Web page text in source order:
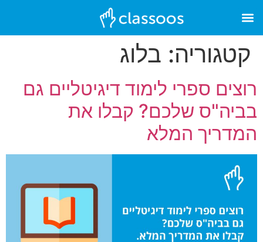
קטגוריה: בלוג
רוצים ספרי לימוד דיגיטליים גם
בביה"ס שלכם? קבלו את
המדריך המלא